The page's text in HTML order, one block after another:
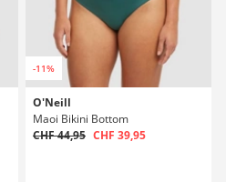
-11%
O'Neill
Maoi Bikini Bottom
CHF 44,95 CHF 39,95